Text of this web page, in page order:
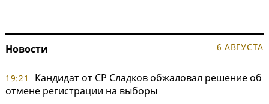
Новости 6 АВГУСТА
19:21
Кандидат от СР Сладков обжаловал решение об
отмене регистрации на выборы